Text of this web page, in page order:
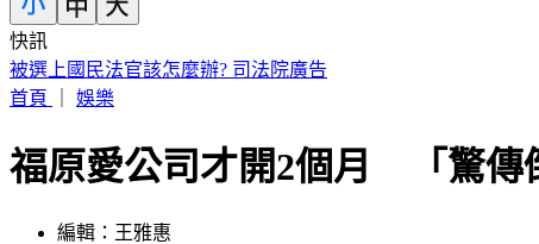
快訊
IU無預警召喚前男友 韓網替「她」心疼：很不舒服
首頁
娛樂
福原愛公司才開2個月 「驚傳
編輯：王雅惠